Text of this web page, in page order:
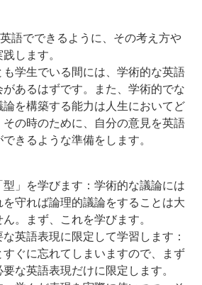
語でできるように、その考え方や
します。
学生でいる間には、学術的な英語
あるはずです。また、学術的でな
論を構築する能力は人生においてど
その時のために、自分の意見を英語
きるような準備をします。
型」を学びます：学術的な議論には
を守れば論理的議論をすることは大
。まず、これを学びます。
な英語表現に限定して学習します：
ぐに忘れてしまいますので、まず
な英語表現だけに限定します。